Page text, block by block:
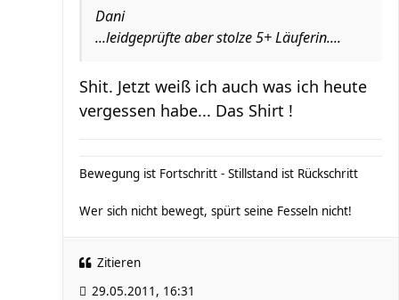
Dani
...leidgeprüfte aber stolze 5+ Läuferin....
Shit. Jetzt weiß ich auch was ich heute
vergessen habe... Das Shirt !
Bewegung ist Fortschritt - Stillstand ist Rückschritt
Wer sich nicht bewegt, spürt seine Fesseln nicht!
Zitieren
29.05.2011, 16:31